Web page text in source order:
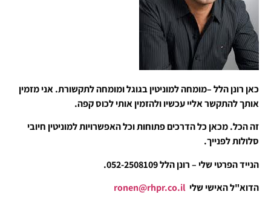
כאן רונן הלל –מומחה למוניטין בגוגל ומומחה לתקשורת. אני מזמין
אותך להתקשר אליי עכשיו ולהזמין אותי לכוס קפה.
זה הכל. מכאן כל הדרכים פתוחות וכל האפשרויות למוניטין חיובי
סלולות לפנייך.
הנייד הפרטי שלי – רונן הלל 052-2508109.
הדוא"ל האישי שלי